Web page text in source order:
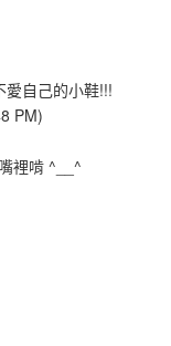
愛自己的小鞋!!!
PM)
裡啃 ^__^